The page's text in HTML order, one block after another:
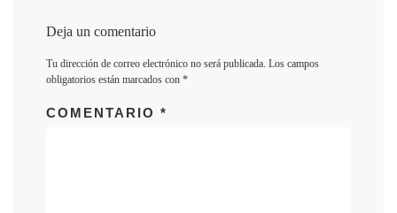
Deja un comentario
Tu dirección de correo electrónico no será publicada. Los campos
obligatorios están marcados con *
COMENTARIO *